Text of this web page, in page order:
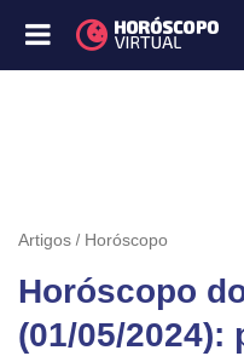
Artigos Horóscopo
Horóscopo
(01/05/